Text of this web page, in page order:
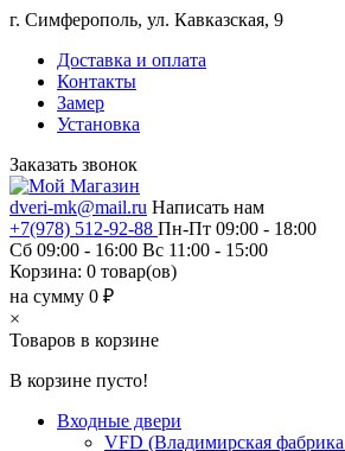
г. Симферополь, ул. Кавказская, 9
Доставка и оплата
Контакты
Замер
Установка
Заказать звонок
dveri-mk@mail.ru Написать нам
+7(978) 512-92-88 Пн-Пт 09:00 - 18:00
Сб 09:00 - 16:00 Вс 11:00 - 15:00
Корзина: 0 товар(ов)
на сумму 0 ₽
×
Товаров в корзине
В корзине пусто!
Входные двери
VFD (Владимирская